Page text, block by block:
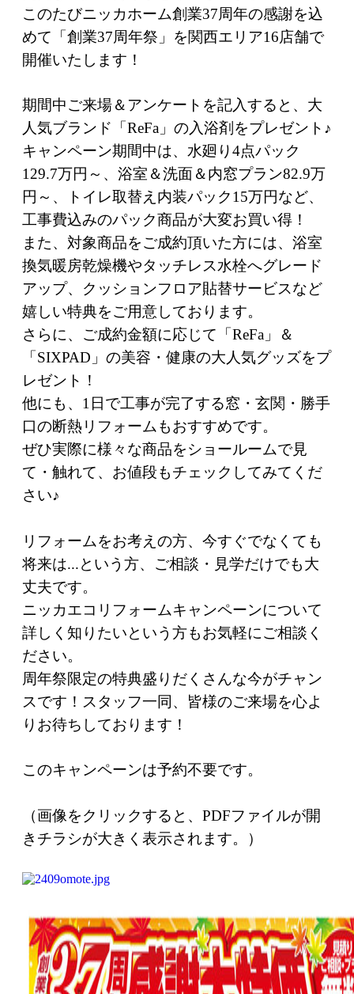
このたびニッカホーム創業37周年の感謝を込
めて「創業37周年祭」を関西エリア16店舗で
開催いたします！
期間中ご来場＆アンケートを記入すると、大
人気ブランド「ReFa」の入浴剤をプレゼント♪
キャンペーン期間中は、水廻り4点パック
129.7万円～、浴室＆洗面＆内窓プラン82.9万
円～、トイレ取替え内装パック15万円など、
工事費込みのパック商品が大変お買い得！
また、対象商品をご成約頂いた方には、浴室
換気暖房乾燥機やタッチレス水栓へグレード
アップ、クッションフロア貼替サービスなど
嬉しい特典をご用意しております。
さらに、ご成約金額に応じて「ReFa」＆
「SIXPAD」の美容・健康の大人気グッズをプ
レゼント！
他にも、1日で工事が完了する窓・玄関・勝手
口の断熱リフォームもおすすめです。
ぜひ実際に様々な商品をショールームで見
て・触れて、お値段もチェックしてみてくだ
さい♪
リフォームをお考えの方、今すぐでなくても
将来は...という方、ご相談・見学だけでも大
丈夫です。
ニッカエコリフォームキャンペーンについて
詳しく知りたいという方もお気軽にご相談く
ださい。
周年祭限定の特典盛りだくさんな今がチャン
スです！スタッフ一同、皆様のご来場を心よ
りお待ちしております！
このキャンペーンは予約不要です。
（画像をクリックすると、PDFファイルが開
きチラシが大きく表示されます。）